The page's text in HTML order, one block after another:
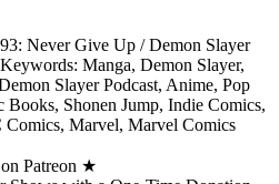
Never Give Up / Demon Slayer
Manga, Demon Slayer,
Slayer Podcast, Anime, Pop
Shonen Jump, Indie Comics,
Marvel, Marvel Comics
Patreon ★